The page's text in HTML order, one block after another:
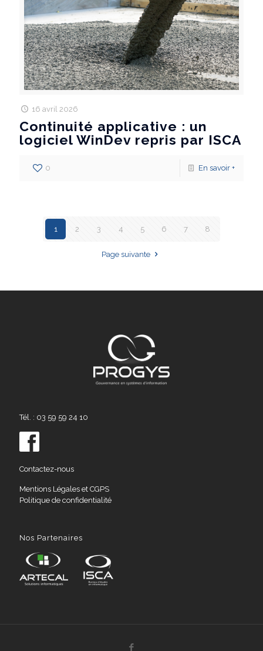
16 avril 2026
Continuité applicative : un
logiciel WinDev repris par ISCA
0 En savoir +
1 2 3 4 5 6 7 8
Page suivante
Tél. : 03 59 59 24 10
Contactez-nous
Mentions Légales et CGPS
Politique de confidentialité
Nos Partenaires